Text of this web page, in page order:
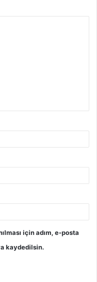
için adım, e-posta
kaydedilsin.